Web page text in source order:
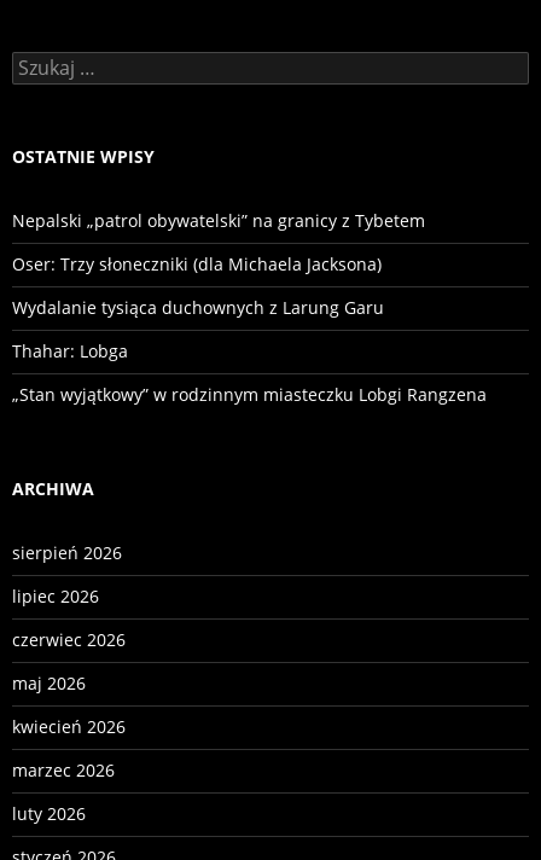
Szukaj:
OSTATNIE WPISY
Nepalski „patrol obywatelski” na granicy z Tybetem
Oser: Trzy słoneczniki (dla Michaela Jacksona)
Wydalanie tysiąca duchownych z Larung Garu
Thahar: Lobga
„Stan wyjątkowy” w rodzinnym miasteczku Lobgi Rangzena
ARCHIWA
sierpień 2026
lipiec 2026
czerwiec 2026
maj 2026
kwiecień 2026
marzec 2026
luty 2026